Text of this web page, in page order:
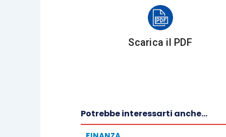
Scarica il PDF
Potrebbe interessarti anche...